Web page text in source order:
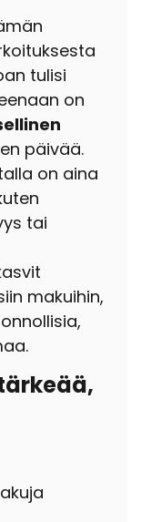
tulisi
on
päivää.
on aina
tai
makuihin,